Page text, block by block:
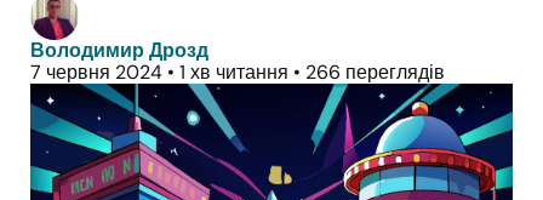
Володимир Дрозд
7 червня 2024 • 1 хв читання • 266 переглядів